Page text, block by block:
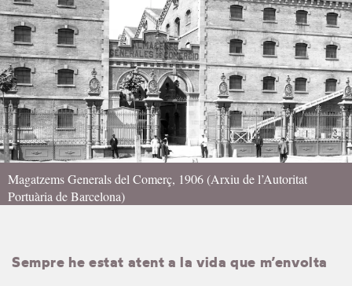
Magatzems Generals del Comerç, 1906 (Arxiu de l’Autoritat
Portuària de Barcelona)
Sempre he estat atent a la vida que m’envolta